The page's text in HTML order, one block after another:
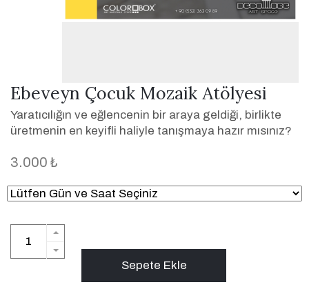
Ebeveyn Çocuk Mozaik Atölyesi
Yaratıcılığın ve eğlencenin bir araya geldiği, birlikte
üretmenin en keyifli haliyle tanışmaya hazır mısınız?
3.000 ₺
Sepete Ekle